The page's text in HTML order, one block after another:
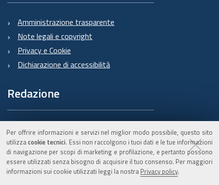
Per offrire informazioni e servizi nel miglior modo possibile, questo sito
utilizzacookie tecnici. Essi non raccolgono i tuoi dati e le tue informazioni
di navigazione per scopi di marketing e profilazione, e pertanto possono
essere utilizzati senza bisogno di acquisire il tuo consenso. Per maggiori
informazioni sui cookie utilizzati leggi la nostra Privacy policy.
Amministrazione trasparente
Note legali e copyright
Privacy e Cookie
Dichiarazione di accessibilità
Redazione
Informazioni sul Burert
e contatti